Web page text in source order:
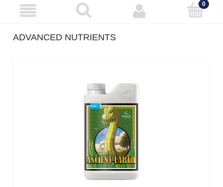
ADVANCED NUTRIENTS